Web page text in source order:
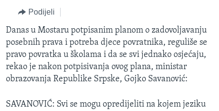
pretragu
SJEDINJENE AMERIČKE DRŽAVE
BOSNA I HERCEGOVINA
NAUKA I TEHNOLOGIJA
SPECIJALNI PROJEKTI
KORUPCIJA
SLOBODA MEDIJA
ŽENSKA STRANA
IZBJEGLIČKA STRANA
Podijeli
Danas u Mostaru potpisanim planom o zadovoljavanju
posebnih prava i potreba djece povratnika, reguliše se
pravo povratka u školama i da se svi jednako osjećaju,
rekao je nakon potpisivanja ovog plana, ministar
obrazovanja Republike Srpske, Gojko Savanović:
SAVANOVIĆ: Svi se mogu opredijeliti na kojem jeziku